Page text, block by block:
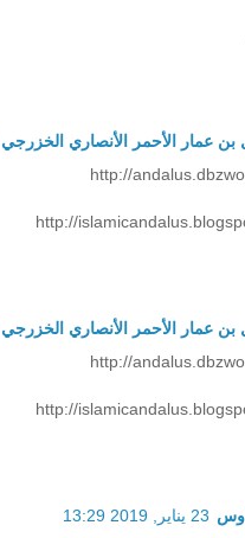
بن عمار الأحمر الأنصاري الخزرجي
http://
http://
بن عمار الأحمر الأنصاري الخزرجي
http://
http://
23 يناير, 2019 13:29